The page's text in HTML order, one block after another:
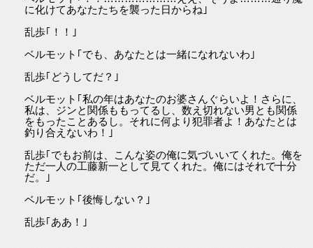
に化けてあなたたちを襲った日からね｣
乱歩｢！！｣
ベルモット｢でも、あなたとは一緒になれないわ｣
乱歩｢どうしてだ？｣
ベルモット｢私の年はあなたのお婆さんぐらいよ！さらに、
私は、ジンと関係ももってるし、数え切れない男とも関係
をもったことあるし。それに何より犯罪者よ！あなたとは
釣り合えないわ！｣
乱歩｢でもお前は、こんな姿の俺に気づいいてくれた。俺を
ただ一人の工藤新一として見てくれた。俺にはそれで十分
だ。｣
ベルモット｢後悔しない？｣
乱歩｢ああ！｣